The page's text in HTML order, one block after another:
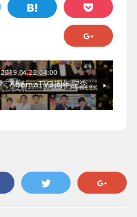
2019.04.22 04:00
＜AbemaTV3周年記念…